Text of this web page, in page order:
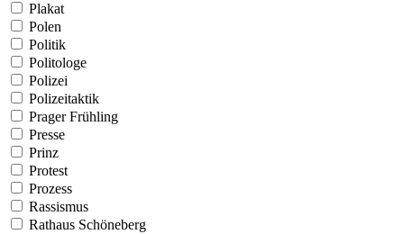
Plakat
Polen
Politik
Politologe
Polizei
Polizeitaktik
Prager Frühling
Presse
Prinz
Protest
Prozess
Rassismus
Rathaus Schöneberg